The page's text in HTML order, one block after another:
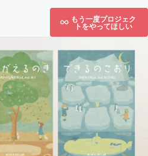
もう一度プロジェク
トをやってほしい